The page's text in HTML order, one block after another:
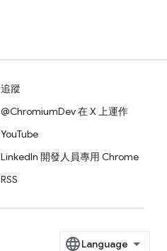
追蹤
@ChromiumDev 在 X 上運作
YouTube
LinkedIn 開發人員專用 Chrome
RSS